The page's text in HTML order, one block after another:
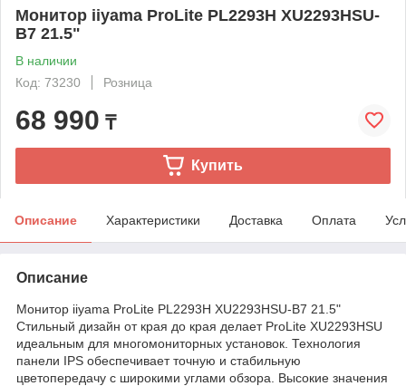
Монитор iiyama ProLite PL2293H XU2293HSU-
B7 21.5"
В наличии
Код: 73230
Розница
68 990 ₸
Купить
Описание Характеристики Доставка Оплата
Описание
Монитор iiyama ProLite PL2293H XU2293HSU-B7 21.5"
Стильный дизайн от края до края делает ProLite XU2293HSU
идеальным для многомониторных установок. Технология
панели IPS обеспечивает точную и стабильную
цветопередачу с широкими углами обзора. Высокие значения